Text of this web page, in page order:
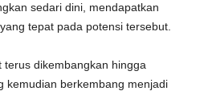
sedari dini, mendapatkan
tepat pada potensi tersebut.
terus dikembangkan hingga
kemudian berkembang menjadi